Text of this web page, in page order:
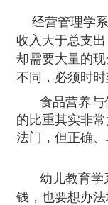
经营管理学
收入大于总支
却需要大量的
不同，必须时
食品营养与
的比重其实非
法门，但正确、
幼儿教育学
钱，也要想办